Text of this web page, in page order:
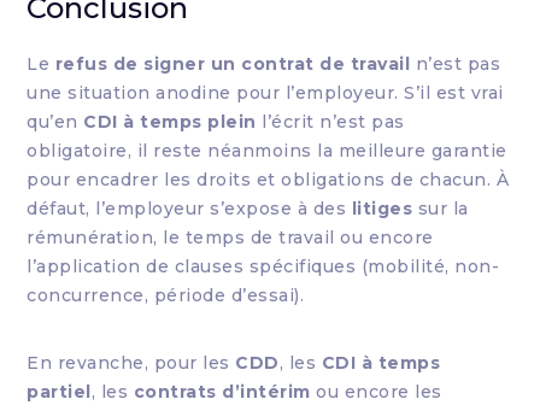
Conclusion
Le refus de signer un contrat de travail n’est pas
une situation anodine pour l’employeur. S’il est vrai
qu’en CDI à temps plein l’écrit n’est pas
obligatoire, il reste néanmoins la meilleure garantie
pour encadrer les droits et obligations de chacun. À
défaut, l’employeur s’expose à des litiges sur la
rémunération, le temps de travail ou encore
l’application de clauses spécifiques (mobilité, non-
concurrence, période d’essai).
En revanche, pour les CDD, les CDI à temps
partiel, les contrats d’intérim ou encore les